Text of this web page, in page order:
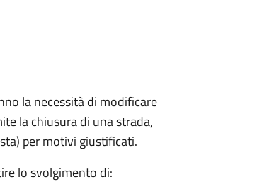
la necessità di modificare
la chiusura di una strada,
per motivi giustificati.
lo svolgimento di: